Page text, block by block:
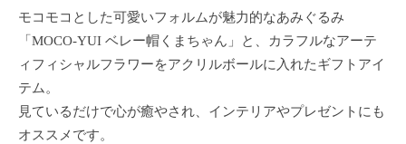
モコモコとした可愛いフォルムが魅力的なあみぐるみ
「MOCO-YUI ベレー帽くまちゃん」と、カラフルなアーテ
ィフィシャルフラワーをアクリルボールに入れたギフトアイ
テム。
見ているだけで心が癒やされ、インテリアやプレゼントにも
オススメです。